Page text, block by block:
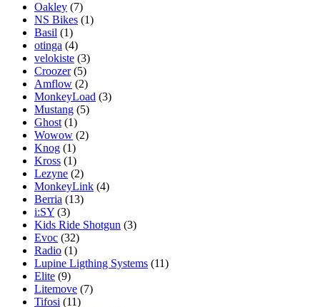
Oakley (7)
NS Bikes (1)
Basil (1)
otinga (4)
velokiste (3)
Croozer (5)
Amflow (2)
MonkeyLoad (3)
Mustang (5)
Ghost (1)
Wowow (2)
Knog (1)
Kross (1)
Lezyne (2)
MonkeyLink (4)
Berria (13)
i:SY (3)
Kids Ride Shotgun (3)
Evoc (32)
Radio (1)
Lupine Ligthing Systems (11)
Elite (9)
Litemove (7)
Tifosi (11)